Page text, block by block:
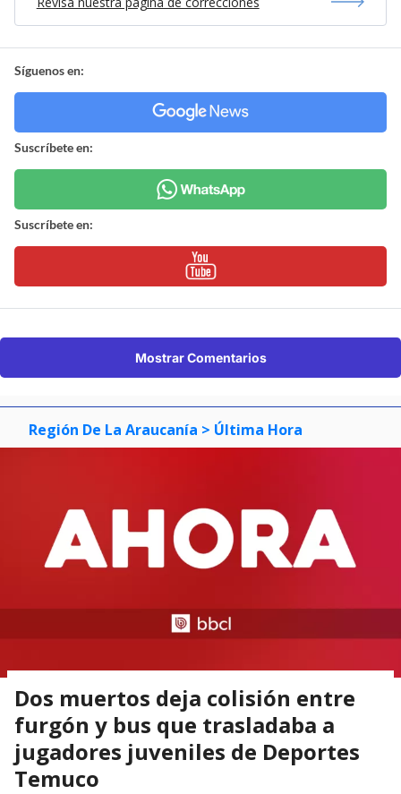
Síguenos en:
Suscríbete en:
Suscríbete en:
Mostrar Comentarios
Región De La Araucanía > Última Hora
Dos muertos deja colisión entre
furgón y bus que trasladaba a
jugadores juveniles de Deportes
Temuco